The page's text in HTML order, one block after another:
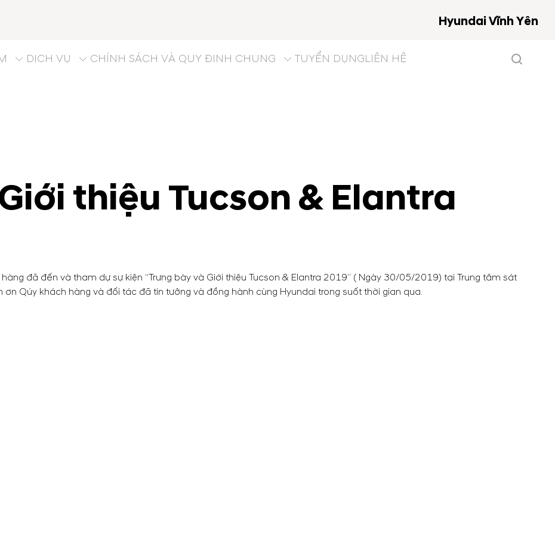
Hyundai Vĩnh Yên
DỊCH VỤ CHÍNH SÁCH VÀ QUY ĐINH CHUNG TUYỂN DỤNGLIÊN HỆ
thiệu Tucson & Elantra
đã đến và tham dự sự kiện “Trưng bày và Giới thiệu Tucson & Elantra 2019” ( Ngày 30/05/2019) tại Trung tâm sát
ơn Qúy khách hàng và đối tác đã tin tưởng và đồng hành cùng Hyundai trong suốt thời gian qua.